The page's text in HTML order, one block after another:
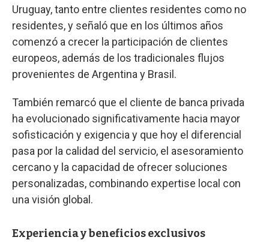
Uruguay, tanto entre clientes residentes como no
residentes, y señaló que en los últimos años
comenzó a crecer la participación de clientes
europeos, además de los tradicionales flujos
provenientes de Argentina y Brasil.
También remarcó que el cliente de banca privada
ha evolucionado significativamente hacia mayor
sofisticación y exigencia y que hoy el diferencial
pasa por la calidad del servicio, el asesoramiento
cercano y la capacidad de ofrecer soluciones
personalizadas, combinando expertise local con
una visión global.
Experiencia y beneficios exclusivos